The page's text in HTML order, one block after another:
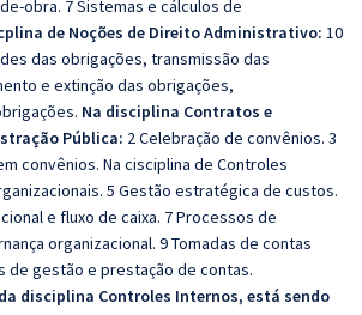
obra. 7 Sistemas e cálculos de
de Noções de Direito Administrativo: 10
das obrigações, transmissão das
e extinção das obrigações,
Na disciplina Contratos e
Pública: 2 Celebração de convênios. 3
convênios. Na cisciplina de Controles
5 Gestão estratégica de custos.
e fluxo de caixa. 7 Processos de
organizacional. 9 Tomadas de contas
de gestão e prestação de contas.
disciplina Controles Internos, está sendo